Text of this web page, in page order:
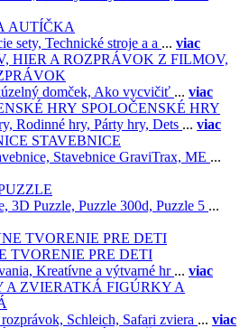
AUTÍČKA
sety, Technické stroje a a ... viac
Z FILMOV,
domček, Ako vycvičiť ... viac
SPOLOČENSKÉ HRY
Rodinné hry, Párty hry, Dets ... viac
STAVEBNICE
Stavebnice GraviTrax, ME ...
3D Puzzle, Puzzle 300d, Puzzle 5 ...
TVORENIE PRE DETI
Kreatívne a výtvarné hr ... viac
FIGÚRKY A
Schleich, Safari zviera ... viac